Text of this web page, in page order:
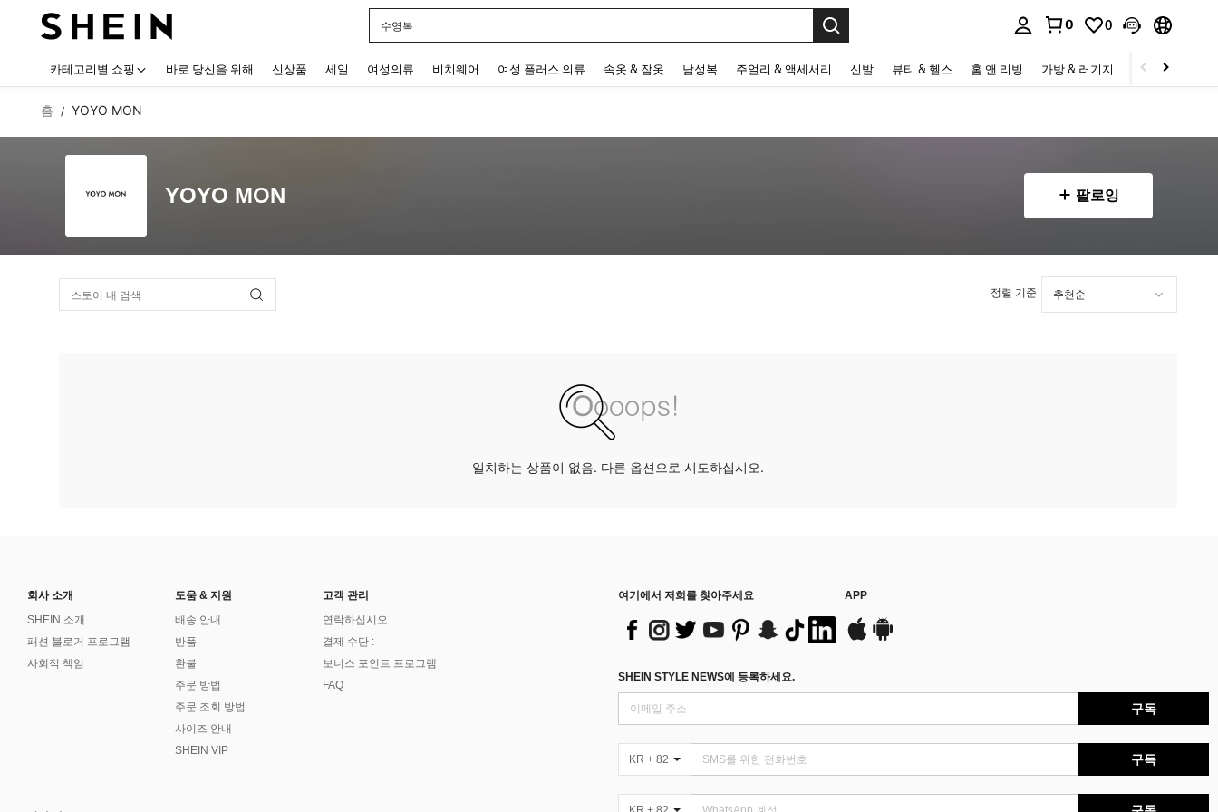
수영복
0 0
카테고리별 쇼핑 바로 당신을 위해 신상품 세일 여성의류 비치웨어 여성 플러스 의류 속옷 & 잠옷 남성복 주얼리 & 액세서리 신발 뷰티 & 헬스 홈 앤 리빙 가방 & 러기지 스포츠 & 아웃
홈 / YOYO MON
YOYO MON 팔로잉
정렬 기준
일치하는 상품이 없음. 다른 옵션으로 시도하십시오.
회사 소개
SHEIN 소개
패션 블로거 프로그램
사회적 책임
도움 & 지원
배송 안내
반품
환불
주문 방법
주문 조회 방법
사이즈 안내
SHEIN VIP
고객 관리
연락하십시오.
결제 수단 :
보너스 포인트 프로그램
FAQ
여기에서 저희를 찾아주세요 APP
SHEIN STYLE NEWS에 등록하세요.
구독
KR + 82 구독